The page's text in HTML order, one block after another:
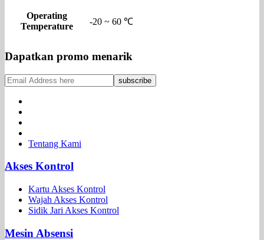
Operating
Temperature
-20 ~ 60 ℃
Dapatkan promo menarik
Tentang Kami
Akses Kontrol
Kartu Akses Kontrol
Wajah Akses Kontrol
Sidik Jari Akses Kontrol
Mesin Absensi